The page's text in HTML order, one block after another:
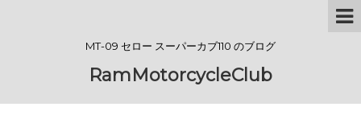
MT-09 セロー スーパーカブ110 のブログ
RamMotorcycleClub